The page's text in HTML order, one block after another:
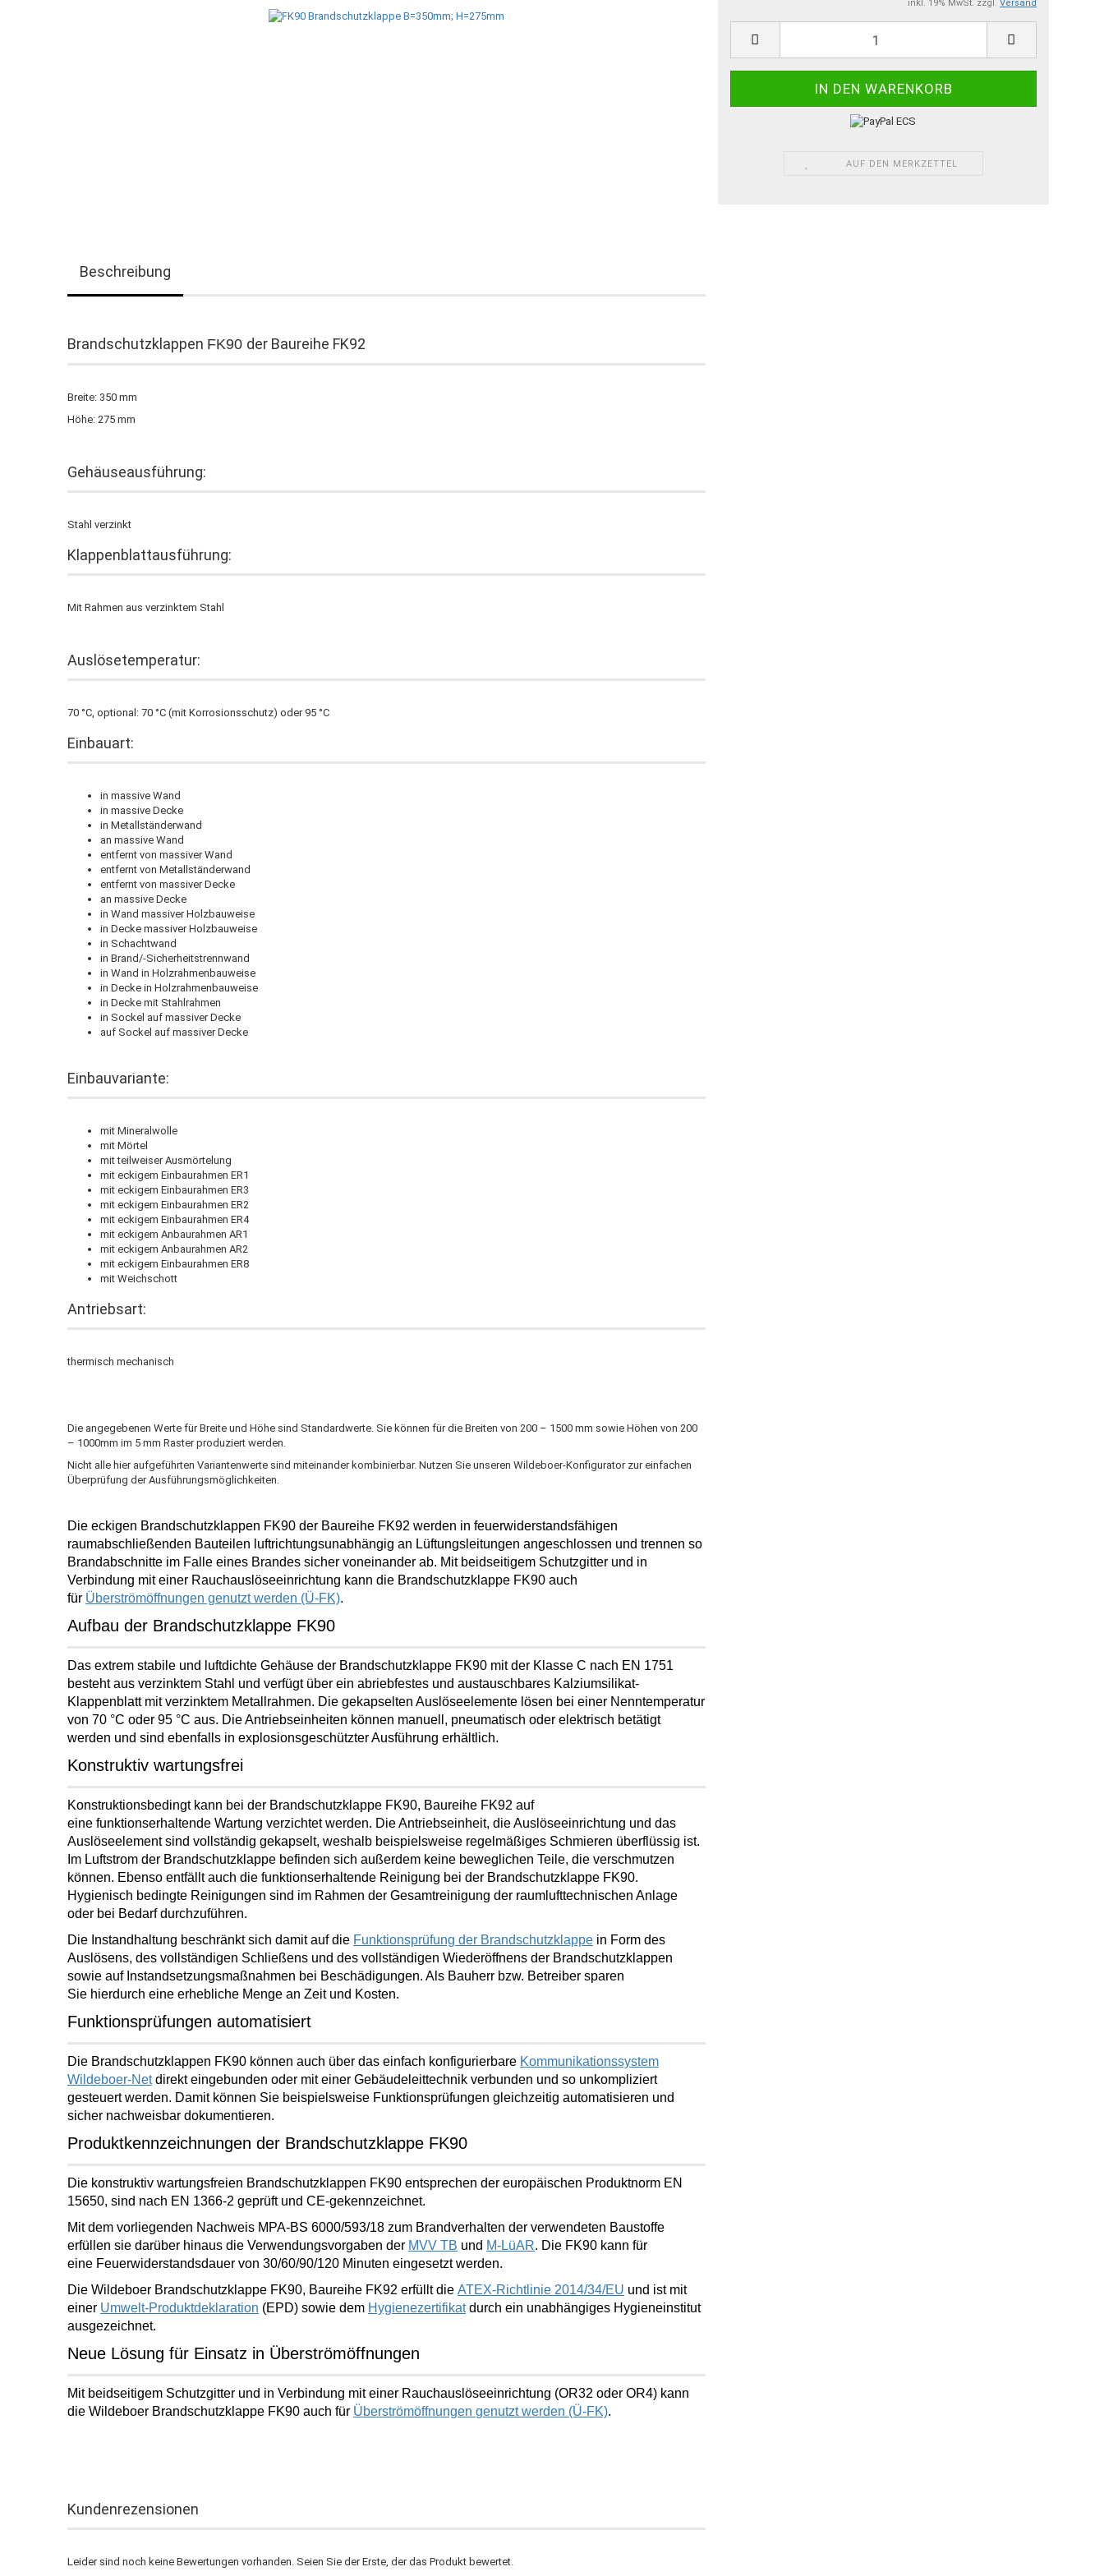
inkl. 19% MwSt. zzgl. Versand
AUF DEN MERKZETTEL
Beschreibung
Brandschutzklappen FK90 der Baureihe FK92
Breite: 350 mm
Höhe: 275 mm
Gehäuseausführung:
Stahl verzinkt
Klappenblattausführung:
Mit Rahmen aus verzinktem Stahl
Auslösetemperatur:
70 °C, optional: 70 °C (mit Korrosionsschutz) oder 95 °C
Einbauart:
in massive Wand
in massive Decke
in Metallständerwand
an massive Wand
entfernt von massiver Wand
entfernt von Metallständerwand
entfernt von massiver Decke
an massive Decke
in Wand massiver Holzbauweise
in Decke massiver Holzbauweise
in Schachtwand
in Brand/-Sicherheitstrennwand
in Wand in Holzrahmenbauweise
in Decke in Holzrahmenbauweise
in Decke mit Stahlrahmen
in Sockel auf massiver Decke
auf Sockel auf massiver Decke
Einbauvariante:
mit Mineralwolle
mit Mörtel
mit teilweiser Ausmörtelung
mit eckigem Einbaurahmen ER1
mit eckigem Einbaurahmen ER3
mit eckigem Einbaurahmen ER2
mit eckigem Einbaurahmen ER4
mit eckigem Anbaurahmen AR1
mit eckigem Anbaurahmen AR2
mit eckigem Einbaurahmen ER8
mit Weichschott
Antriebsart:
thermisch mechanisch
Die angegebenen Werte für Breite und Höhe sind Standardwerte. Sie können für die Breiten von 200 – 1500 mm sowie Höhen von 200
– 1000mm im 5 mm Raster produziert werden.
Nicht alle hier aufgeführten Variantenwerte sind miteinander kombinierbar. Nutzen Sie unseren Wildeboer-Konfigurator zur einfachen
Überprüfung der Ausführungsmöglichkeiten.
Die eckigen Brandschutzklappen FK90 der Baureihe FK92 werden in feuerwiderstandsfähigen
raumabschließenden Bauteilen luftrichtungsunabhängig an Lüftungsleitungen angeschlossen und trennen so
Brandabschnitte im Falle eines Brandes sicher voneinander ab. Mit beidseitigem Schutzgitter und in
Verbindung mit einer Rauchauslöseeinrichtung kann die Brandschutzklappe FK90 auch
für Überströmöffnungen genutzt werden (Ü-FK).
Aufbau der Brandschutzklappe FK90
Das extrem stabile und luftdichte Gehäuse der Brandschutzklappe FK90 mit der Klasse C nach EN 1751
besteht aus verzinktem Stahl und verfügt über ein abriebfestes und austauschbares Kalziumsilikat-
Klappenblatt mit verzinktem Metallrahmen. Die gekapselten Auslöseelemente lösen bei einer Nenntemperatur
von 70 °C oder 95 °C aus. Die Antriebseinheiten können manuell, pneumatisch oder elektrisch betätigt
werden und sind ebenfalls in explosionsgeschützter Ausführung erhältlich.
Konstruktiv wartungsfrei
Konstruktionsbedingt kann bei der Brandschutzklappe FK90, Baureihe FK92 auf
eine funktionserhaltende Wartung verzichtet werden. Die Antriebseinheit, die Auslöseeinrichtung und das
Auslöseelement sind vollständig gekapselt, weshalb beispielsweise regelmäßiges Schmieren überflüssig ist.
Im Luftstrom der Brandschutzklappe befinden sich außerdem keine beweglichen Teile, die verschmutzen
können. Ebenso entfällt auch die funktionserhaltende Reinigung bei der Brandschutzklappe FK90.
Hygienisch bedingte Reinigungen sind im Rahmen der Gesamtreinigung der raumlufttechnischen Anlage
oder bei Bedarf durchzuführen.
Die Instandhaltung beschränkt sich damit auf die Funktionsprüfung der Brandschutzklappe in Form des
Auslösens, des vollständigen Schließens und des vollständigen Wiederöffnens der Brandschutzklappen
sowie auf Instandsetzungsmaßnahmen bei Beschädigungen. Als Bauherr bzw. Betreiber sparen
Sie hierdurch eine erhebliche Menge an Zeit und Kosten.
Funktionsprüfungen automatisiert
Die Brandschutzklappen FK90 können auch über das einfach konfigurierbare Kommunikationssystem
Wildeboer-Net direkt eingebunden oder mit einer Gebäudeleittechnik verbunden und so unkompliziert
gesteuert werden. Damit können Sie beispielsweise Funktionsprüfungen gleichzeitig automatisieren und
sicher nachweisbar dokumentieren.
Produktkennzeichnungen der Brandschutzklappe FK90
Die konstruktiv wartungsfreien Brandschutzklappen FK90 entsprechen der europäischen Produktnorm EN
15650, sind nach EN 1366-2 geprüft und CE-gekennzeichnet.
Mit dem vorliegenden Nachweis MPA-BS 6000/593/18 zum Brandverhalten der verwendeten Baustoffe
erfüllen sie darüber hinaus die Verwendungsvorgaben der MVV TB und M-LüAR. Die FK90 kann für
eine Feuerwiderstandsdauer von 30/60/90/120 Minuten eingesetzt werden.
Die Wildeboer Brandschutzklappe FK90, Baureihe FK92 erfüllt die ATEX-Richtlinie 2014/34/EU und ist mit
einer Umwelt-Produktdeklaration (EPD) sowie dem Hygienezertifikat durch ein unabhängiges Hygieneinstitut
ausgezeichnet.
Neue Lösung für Einsatz in Überströmöffnungen
Mit beidseitigem Schutzgitter und in Verbindung mit einer Rauchauslöseeinrichtung (OR32 oder OR4) kann
die Wildeboer Brandschutzklappe FK90 auch für Überströmöffnungen genutzt werden (Ü-FK).
Kundenrezensionen
Leider sind noch keine Bewertungen vorhanden. Seien Sie der Erste, der das Produkt bewertet.